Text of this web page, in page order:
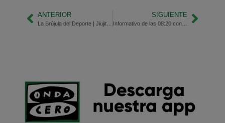
ANTERIOR SIGUIENTE
Informativo de las 08:20 con Beatriz Martínez